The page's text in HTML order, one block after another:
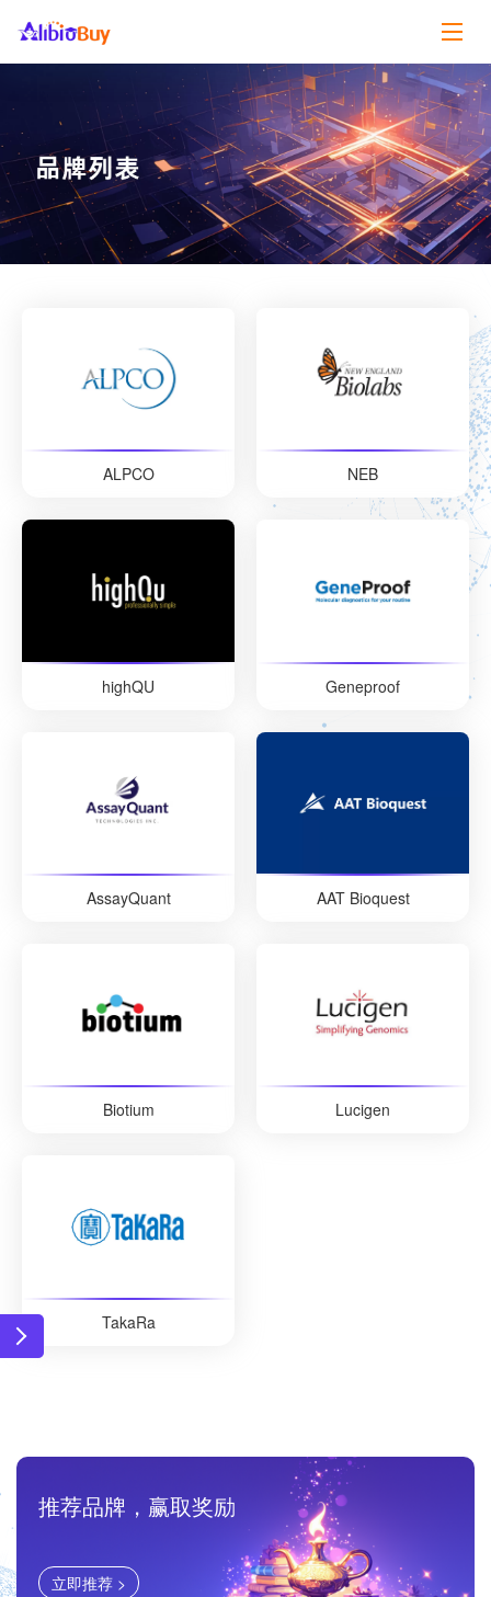
ALPCO NEB
highQU Geneproof
AssayQuant AAT Bioquest
Biotium Lucigen
TakaRa
推荐品牌，赢取奖励
立即推荐 >